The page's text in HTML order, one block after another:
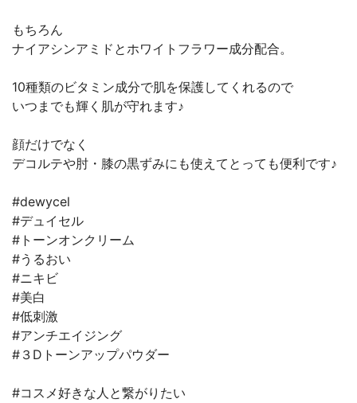
もちろん
ナイアシンアミドとホワイトフラワー成分配合。
10種類のビタミン成分で肌を保護してくれるので
いつまでも輝く肌が守れます♪
顔だけでなく
デコルテや肘・膝の黒ずみにも使えてとっても便利です♪
#dewycel
#デュイセル
#トーンオンクリーム
#うるおい
#ニキビ
#美白
#低刺激
#アンチエイジング
#３Dトーンアップパウダー
#コスメ好きな人と繋がりたい